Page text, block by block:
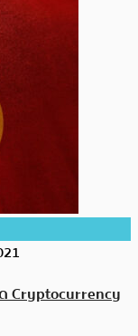
Cryptocurrency